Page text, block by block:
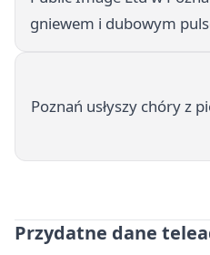
gniewem i dubowym
Poznań usłyszy chóry z
Przydatne dane